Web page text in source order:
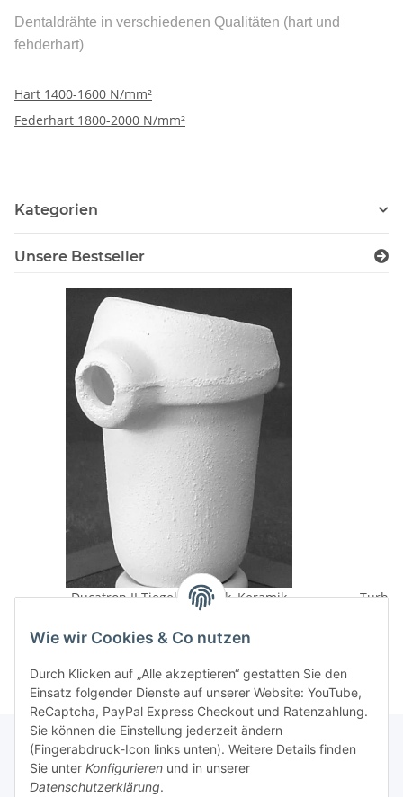
Dentaldrähte in verschiedenen Qualitäten (hart und
fehderhart)
Hart 1400-1600 N/mm²
Federhart 1800-2000 N/mm²
Kategorien
Unsere Bestseller
Ducatron II Tiegel 5er Pack, Keramik
Rechtliche Hinweise
Wie wir Cookies & Co nutzen
Durch Klicken auf „Alle akzeptieren“ gestatten Sie den
Einsatz folgender Dienste auf unserer Website: YouTube,
ReCaptcha, PayPal Express Checkout und Ratenzahlung.
Sie können die Einstellung jederzeit ändern
(Fingerabdruck-Icon links unten). Weitere Details finden
Sie unter Konfigurieren und in unserer
Datenschutzerklärung.